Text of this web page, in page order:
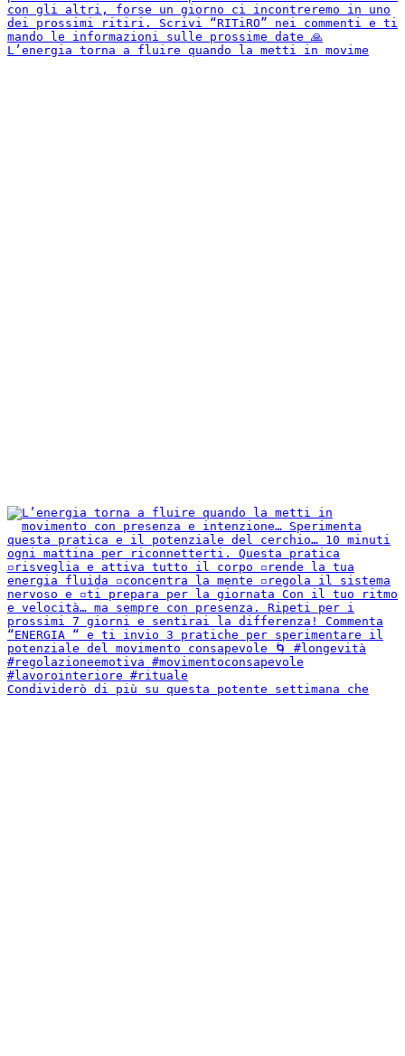
L’energia torna a fluire quando la metti in movime
Condividerò di più su questa potente settimana che